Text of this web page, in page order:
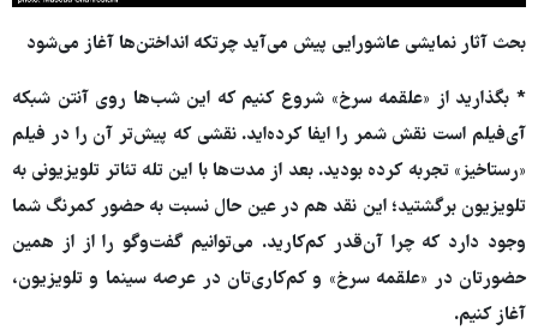
بحث آثار نمایشی عاشورایی پیش می‌آید چرتکه انداختن‌ها آغاز می‌شود
* بگذارید از «علقمه سرخ» شروع کنیم که این شب‌ها روی آنتن شبکه
آی‌فیلم است نقش شمر را ایفا کرده‌اید. نقشی که پیش‌تر آن را در فیلم
«رستاخیز» تجربه کرده بودید. بعد از مدت‌ها با این تله تئاتر تلویزیونی به
تلویزیون برگشتید؛ این نقد هم در عین حال نسبت به حضور کمرنگ شما
وجود دارد که چرا آن‌قدر کم‌کارید. می‌توانیم گفت‌وگو را از از همین
حضورتان در «علقمه سرخ» و کم‌کاری‌تان در عرصه سینما و تلویزیون،
آغاز کنیم.